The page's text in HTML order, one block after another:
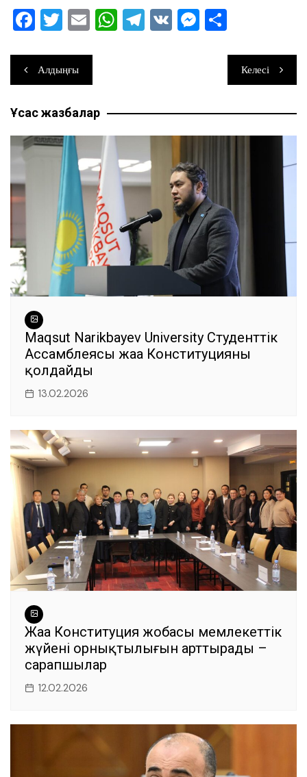
F
c
e
b
o
o
T
tt
er
E
ai
l
W
A
p
p
T
a
m
V M
n
g
er
ра
ви
ть
Навигация
по
записям
Алдыңғы Келесі
Ұқсас жазбалар
Maqsut Narikbayev University Студенттік
Ассамблеясы жаңа Конституцияны
қолдайды
13.02.2026
Жаңа Конституция жобасы мемлекеттік
жүйенің орнықтылығын арттырады –
сарапшылар
12.02.2026